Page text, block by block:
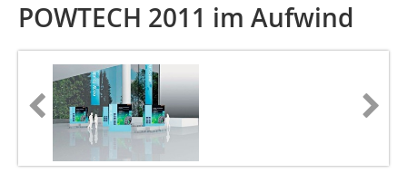
POWTECH 2011 im Aufwind